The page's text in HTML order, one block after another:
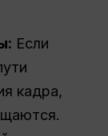
Если
кадра,